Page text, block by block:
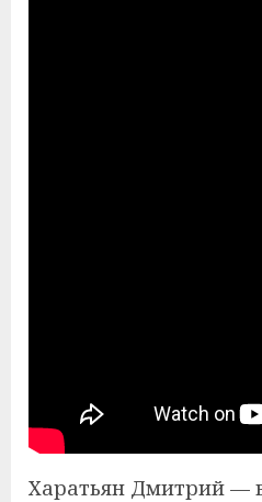
Харатьян Дмитрий —